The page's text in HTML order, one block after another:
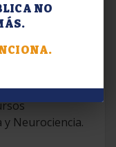
NO
2026.
en el
Neurociencia.